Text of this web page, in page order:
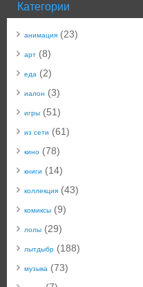
Категории
анимация (23)
арт (8)
еда (2)
иалон (3)
игры (51)
из сети (61)
кино (78)
книги (14)
коллекция (43)
комиксы (9)
лолы (29)
лытдыбр (188)
музыка (73)